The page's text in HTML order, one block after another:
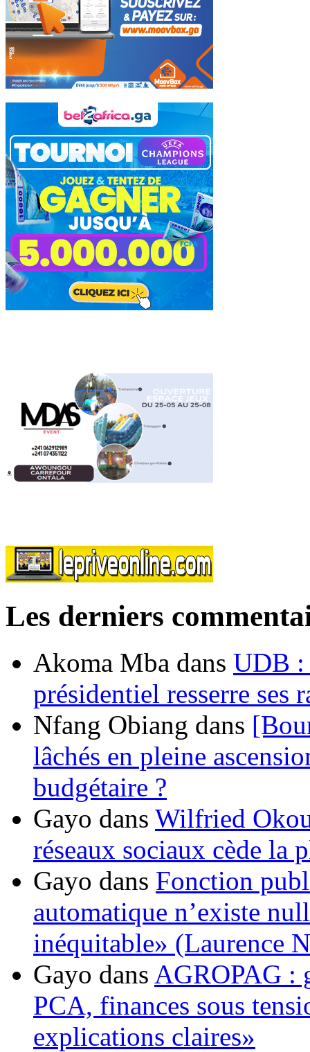
Les derniers
Akoma Mba dans UDB :
présidentiel resserre ses
Nfang Obiang dans
lâchés en pleine
budgétaire ?
Gayo dans Wilfried
réseaux sociaux cède la
Gayo dans Fonction
automatique n’existe
inéquitable» (Laurence
Gayo dans AGROPAG :
PCA, finances sous
explications claires»